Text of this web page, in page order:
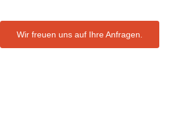
Wir freuen uns auf Ihre Anfragen.